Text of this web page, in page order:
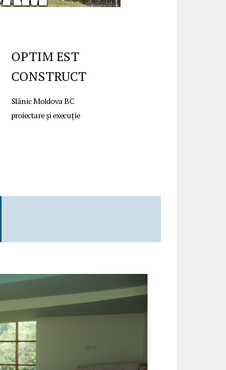
OPTIM EST
CONSTRUCT
Slănic Moldova BC
proiectare și execuție